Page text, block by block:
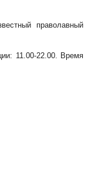
праволавный
11.00-22.00. Время